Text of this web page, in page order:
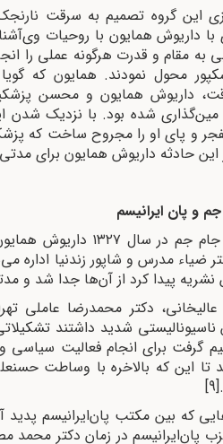
این گروه تصمیم به سرقت
داریوش همایون با روحیات
مقام و قدرت هرگونه عملی را
محول نمودند. همایون که
داریوش همایون و محسن
شده بود. با نزدیک شدن
و پای او را مجروح ساخت که
حادثه داریوش همایون برای مدتی
و پان ایرانیسم
پس از تأسیس انجمن
ضیاء مدرس و شاپور زندنیا اداره
پیدا کرد از آن‌ها جدا شد و
دکتر عالیخانی، دکتر محمدرضا
شدید داشتند
در سال ۱۳۲۸ تصمیم گرفت برای انجام
این که بالاخره با وساطت
[9]
نظرهایی که بین مکتب
پان‌ایرانیسم در زمان دکتر